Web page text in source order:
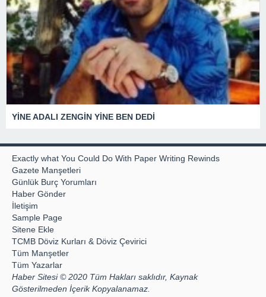
YİNE ADALI ZENGİN YİNE BEN DEDİ
Exactly what You Could Do With Paper Writing Rewinds
Gazete Manşetleri
Günlük Burç Yorumları
Haber Gönder
İletişim
Sample Page
Sitene Ekle
TCMB Döviz Kurları & Döviz Çevirici
Tüm Manşetler
Tüm Yazarlar
Haber Sitesi © 2020 Tüm Hakları saklıdır, Kaynak
Gösterilmeden İçerik Kopyalanamaz.